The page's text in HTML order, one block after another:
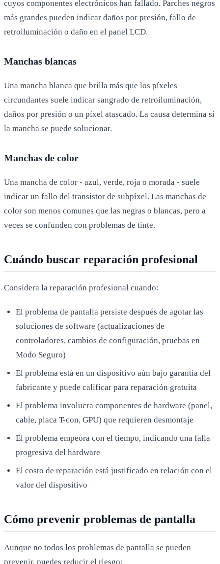
cuyos componentes electrónicos han fallado. Parches negros
más grandes pueden indicar daños por presión, fallo de
retroiluminación o daño en el panel LCD.
Manchas blancas
Una mancha blanca que brilla más que los píxeles
circundantes suele indicar sangrado de retroiluminación,
daños por presión o un píxel atascado. La causa determina si
la mancha se puede solucionar.
Manchas de color
Una mancha de color - azul, verde, roja o morada - suele
indicar un fallo del transistor de subpíxel. Las manchas de
color son menos comunes que las negras o blancas, pero a
veces se confunden con problemas de tinte.
Cuándo buscar reparación profesional
Considera la reparación profesional cuando:
El problema de pantalla persiste después de agotar las
soluciones de software (actualizaciones de
controladores, cambios de configuración, pruebas en
Modo Seguro)
El problema está en un dispositivo aún bajo garantía del
fabricante y puede calificar para reparación gratuita
El problema involucra componentes de hardware (panel,
cable, placa T-con, GPU) que requieren desmontaje
El problema empeora con el tiempo, indicando una falla
progresiva del hardware
El costo de reparación está justificado en relación con el
valor del dispositivo
Cómo prevenir problemas de pantalla
Aunque no todos los problemas de pantalla se pueden
prevenir, puedes reducir el riesgo: